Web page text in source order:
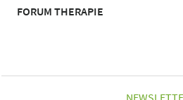
FORUM THERAPIE